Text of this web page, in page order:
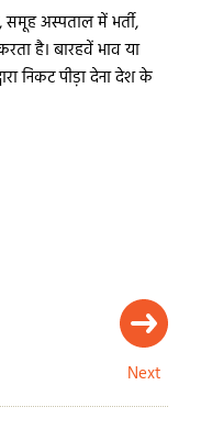
समूह अस्पताल में भर्ती,
है। बारहवें भाव या
निकट पीड़ा देना देश के
Next